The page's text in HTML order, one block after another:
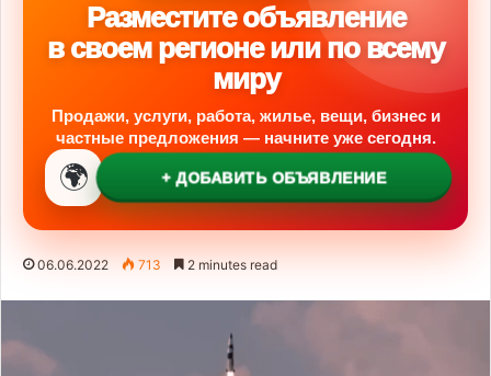
Разместите объявление
в своем регионе или по всему
миру
Продажи, услуги, работа, жилье, вещи, бизнес и
частные предложения — начните уже сегодня.
🌍 + ДОБАВИТЬ ОБЪЯВЛЕНИЕ
06.06.2022 713 2 minutes read